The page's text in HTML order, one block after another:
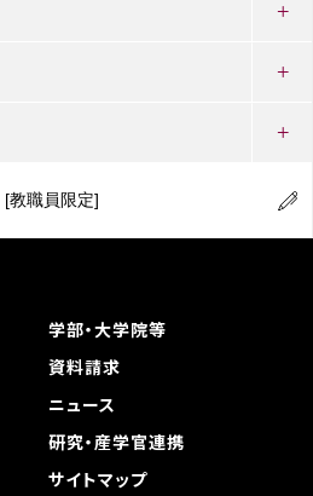
[教職員限定]
学部・大学院等
資料請求
ニュース
研究・産学官連携
サイトマップ